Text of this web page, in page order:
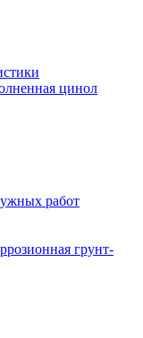
цинол
работ
грунт-